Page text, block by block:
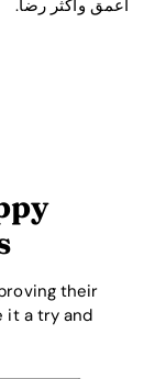
أعمق وأكثر رضا.
their
it a try and